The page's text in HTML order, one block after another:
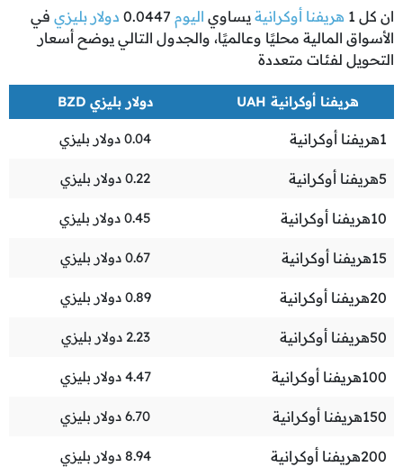
ان كل 1 هريفنا أوكرانية يساوي اليوم 0.0447 دولار بليزي في
الأسواق المالية محليًا وعالميًا، والجدول التالي يوضح أسعار
التحويل لفئات متعددة
هريفنا أوكرانية UAH دولار بليزي BZD
1هريفنا أوكرانية 0.04 دولار بليزي
5هريفنا أوكرانية 0.22 دولار بليزي
10هريفنا أوكرانية 0.45 دولار بليزي
15هريفنا أوكرانية 0.67 دولار بليزي
20هريفنا أوكرانية 0.89 دولار بليزي
50هريفنا أوكرانية 2.23 دولار بليزي
100هريفنا أوكرانية 4.47 دولار بليزي
150هريفنا أوكرانية 6.70 دولار بليزي
200هريفنا أوكرانية 8.94 دولار بليزي